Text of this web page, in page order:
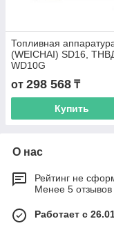
Топливная
(WEICHAI) SD16,
WD10G
612600081053/
от 298 568 ₸
Купить
О нас
Рейтинг не
Менее 5 отзывов
Работает с